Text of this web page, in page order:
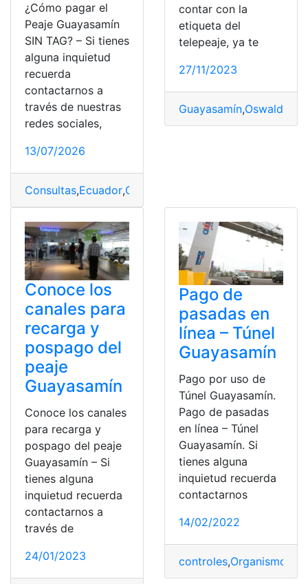
¿Cómo pagar el
Peaje Guayasamín
SIN TAG? – Si tienes
alguna inquietud
recuerda
contactarnos a
través de nuestras
redes sociales,
13/07/2026
Consultas,Ecuador,Guayasamín
contar con la
etiqueta del
telepeaje, ya te
27/11/2023
Guayasamín,Oswaldo
Conoce los
canales para
recarga y
pospago del
peaje
Guayasamín
Conoce los canales
para recarga y
pospago del peaje
Guayasamín – Si
tienes alguna
inquietud recuerda
contactarnos a
través de
24/01/2023
Pago de
pasadas en
línea – Túnel
Guayasamín
Pago por uso de
Túnel Guayasamín.
Pago de pasadas
en línea – Túnel
Guayasamín. Si
tienes alguna
inquietud recuerda
contactarnos
14/02/2022
controles,Organismo